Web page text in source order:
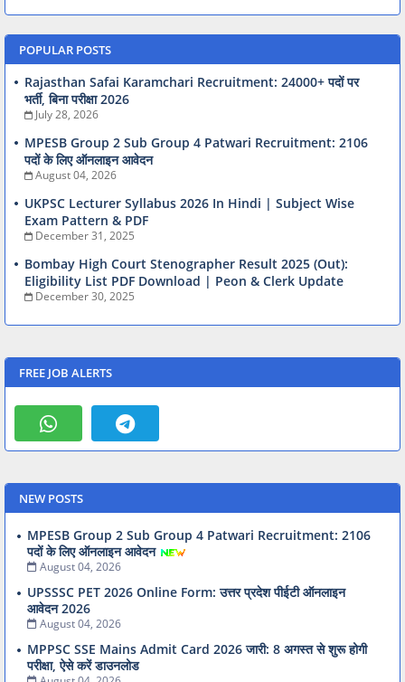
POPULAR POSTS
Rajasthan Safai Karamchari Recruitment: 24000+ पदों पर
भर्ती, बिना परीक्षा 2026
July 28, 2026
MPESB Group 2 Sub Group 4 Patwari Recruitment: 2106
पदों के लिए ऑनलाइन आवेदन
August 04, 2026
UKPSC Lecturer Syllabus 2026 In Hindi | Subject Wise
Exam Pattern & PDF
December 31, 2025
Bombay High Court Stenographer Result 2025 (Out):
Eligibility List PDF Download | Peon & Clerk Update
December 30, 2025
FREE JOB ALERTS
NEW POSTS
MPESB Group 2 Sub Group 4 Patwari Recruitment: 2106
पदों के लिए ऑनलाइन आवेदन
August 04, 2026
UPSSSC PET 2026 Online Form: उत्तर प्रदेश पीईटी ऑनलाइन
आवेदन 2026
August 04, 2026
MPPSC SSE Mains Admit Card 2026 जारी: 8 अगस्त से शुरू होगी
परीक्षा, ऐसे करें डाउनलोड